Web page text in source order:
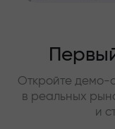
Откройте демо-
в реальных
и